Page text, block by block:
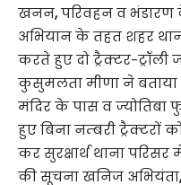
खनन,परिवहन व
अभियान के तहत शहर
करते हुए दो ट्रैक्टर-ट्रॉली
कुसुमलता मीणा ने बताया
मंदिर के पास व
हुए बिना नम्बरी ट्रैक्टरों
कर सुरक्षार्थ थाना परिसर
की सूचना खनिज अभियंता